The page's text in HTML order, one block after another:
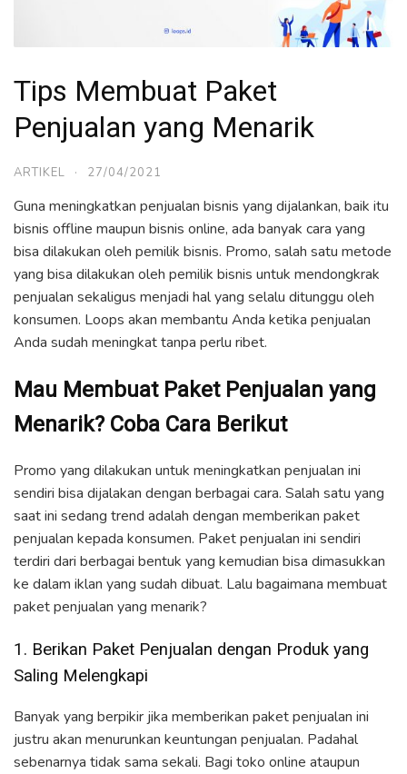
Tips Membuat Paket
Penjualan yang Menarik
ARTIKEL · 27/04/2021
Guna meningkatkan penjualan bisnis yang dijalankan, baik itu
bisnis offline maupun bisnis online, ada banyak cara yang
bisa dilakukan oleh pemilik bisnis. Promo, salah satu metode
yang bisa dilakukan oleh pemilik bisnis untuk mendongkrak
penjualan sekaligus menjadi hal yang selalu ditunggu oleh
konsumen. Loops akan membantu Anda ketika penjualan
Anda sudah meningkat tanpa perlu ribet.
Mau Membuat Paket Penjualan yang
Menarik? Coba Cara Berikut
Promo yang dilakukan untuk meningkatkan penjualan ini
sendiri bisa dijalakan dengan berbagai cara. Salah satu yang
saat ini sedang trend adalah dengan memberikan paket
penjualan kepada konsumen. Paket penjualan ini sendiri
terdiri dari berbagai bentuk yang kemudian bisa dimasukkan
ke dalam iklan yang sudah dibuat. Lalu bagaimana membuat
paket penjualan yang menarik?
1. Berikan Paket Penjualan dengan Produk yang
Saling Melengkapi
Banyak yang berpikir jika memberikan paket penjualan ini
justru akan menurunkan keuntungan penjualan. Padahal
sebenarnya tidak sama sekali. Bagi toko online ataupun